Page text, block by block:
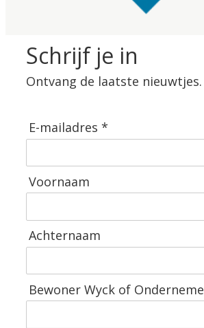
Schrijf je in
Ontvang de laatste nieuwtjes.
E-mailadres *
Voornaam
Achternaam
Bewoner Wyck of Onderneme